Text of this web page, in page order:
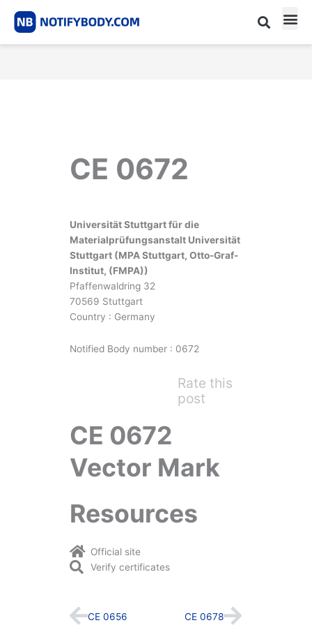
CE 0672
Universität Stuttgart für die
Materialprüfungsanstalt Universität
Stuttgart (MPA Stuttgart, Otto-Graf-
Institut, (FMPA))
Pfaffenwaldring 32
70569 Stuttgart
Country : Germany
Notified Body number : 0672
Rate this
post
CE 0672
Vector Mark
Resources
Official site
Verify certificates
Prev
CE 0656 CE 0678Next